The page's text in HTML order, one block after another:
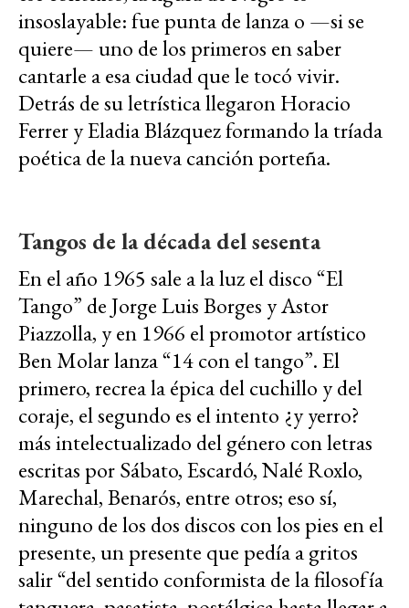
insoslayable: fue punta de lanza o —si se
quiere— uno de los primeros en saber
cantarle a esa ciudad que le tocó vivir.
Detrás de su letrística llegaron Horacio
Ferrer y Eladia Blázquez formando la tríada
poética de la nueva canción porteña.
Tangos de la década del sesenta
En el año 1965 sale a la luz el disco “El
Tango” de Jorge Luis Borges y Astor
Piazzolla, y en 1966 el promotor artístico
Ben Molar lanza “14 con el tango”. El
primero, recrea la épica del cuchillo y del
coraje, el segundo es el intento ¿y yerro?
más intelectualizado del género con letras
escritas por Sábato, Escardó, Nalé Roxlo,
Marechal, Benarós, entre otros; eso sí,
ninguno de los dos discos con los pies en el
presente, un presente que pedía a gritos
salir “del sentido conformista de la filosofía